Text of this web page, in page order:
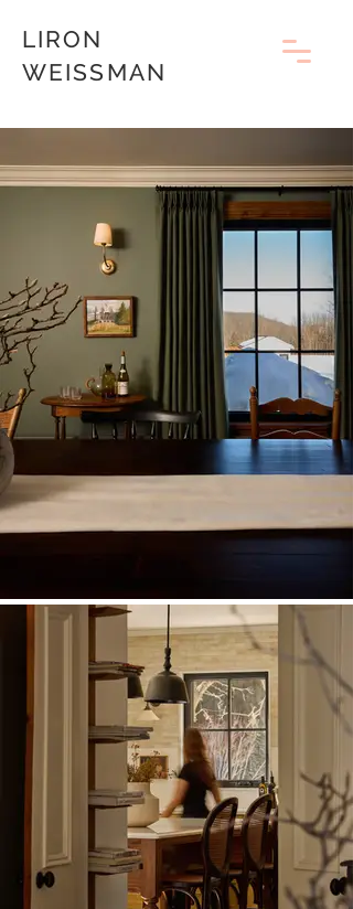
LIRON
WEISSMAN